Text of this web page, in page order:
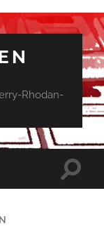
Rhodan-